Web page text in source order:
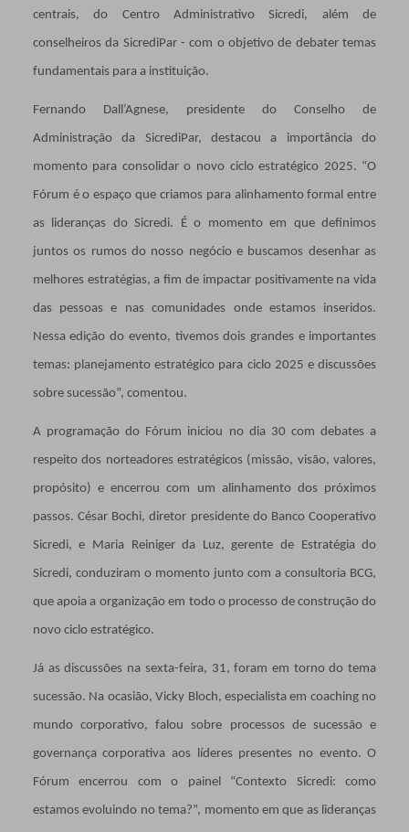
centrais, do Centro Administrativo Sicredi, além de
conselheiros da SicrediPar - com o objetivo de debater temas
fundamentais para a instituição.
Fernando Dall’Agnese, presidente do Conselho de
Administração da SicrediPar, destacou a importância do
momento para consolidar o novo ciclo estratégico 2025. “O
Fórum é o espaço que criamos para alinhamento formal entre
as lideranças do Sicredi. É o momento em que definimos
juntos os rumos do nosso negócio e buscamos desenhar as
melhores estratégias, a fim de impactar positivamente na vida
das pessoas e nas comunidades onde estamos inseridos.
Nessa edição do evento, tivemos dois grandes e importantes
temas: planejamento estratégico para ciclo 2025 e discussões
sobre sucessão”, comentou.
A programação do Fórum iniciou no dia 30 com debates a
respeito dos norteadores estratégicos (missão, visão, valores,
propósito) e encerrou com um alinhamento dos próximos
passos. César Bochi, diretor presidente do Banco Cooperativo
Sicredi, e Maria Reiniger da Luz, gerente de Estratégia do
Sicredi, conduziram o momento junto com a consultoria BCG,
que apoia a organização em todo o processo de construção do
novo ciclo estratégico.
Já as discussões na sexta-feira, 31, foram em torno do tema
sucessão. Na ocasião, Vicky Bloch, especialista em coaching no
mundo corporativo, falou sobre processos de sucessão e
governança corporativa aos líderes presentes no evento. O
Fórum encerrou com o painel “Contexto Sicredi: como
estamos evoluindo no tema?”, momento em que as lideranças